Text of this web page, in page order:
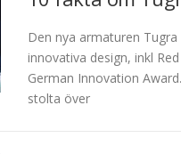
Den nya armaturen
innovativa design, inkl
German Innovation
stolta över